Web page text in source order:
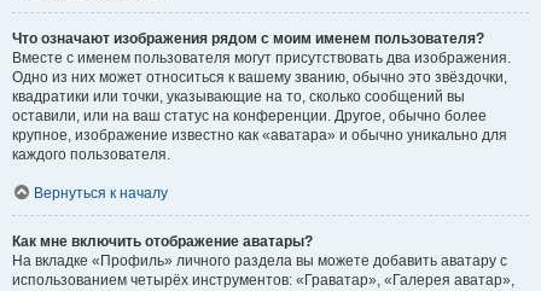
Что означают изображения рядом с моим именем пользователя?
Вместе с именем пользователя могут присутствовать два изображения.
Одно из них может относиться к вашему званию, обычно это звёздочки,
квадратики или точки, указывающие на то, сколько сообщений вы
оставили, или на ваш статус на конференции. Другое, обычно более
крупное, изображение известно как «аватара» и обычно уникально для
каждого пользователя.
Вернуться к началу
Как мне включить отображение аватары?
На вкладке «Профиль» личного раздела вы можете добавить аватару с
использованием четырёх инструментов: «Граватар», «Галерея аватар»,